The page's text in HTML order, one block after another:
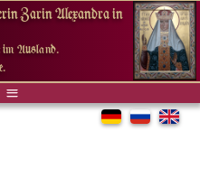
Zarin Alexandra in
im Ausland.